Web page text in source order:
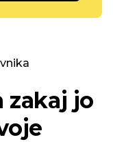
zakaj jo